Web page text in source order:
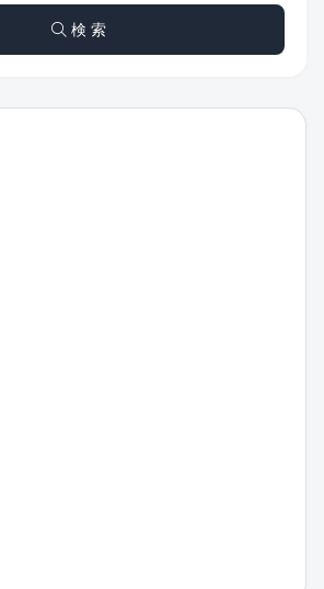
検 索